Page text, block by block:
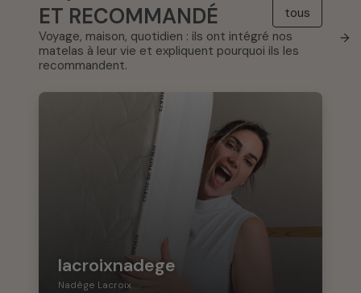
ET RECOMMANDÉ
tous
→
Voyage, maison, quotidien : ils ont intégré nos
matelas à leur vie et expliquent pourquoi ils les
recommandent.
lacroixnadege
Nadège Lacroix